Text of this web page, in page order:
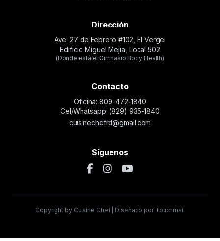
Dirección
Ave. 27 de Febrero #102, El Vergel
Edificio Miguel Mejia, Local 502
(Donde está el Gimnasio Body Health)
Contacto
Oficina: 809-472-1840
Cel/Whatsapp: (829) 935-1840
cuisinechefrd@gmail.com
Síguenos
Copyright by Cuisine Chef | Diseñado por Touchmail